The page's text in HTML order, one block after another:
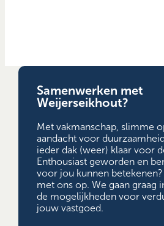
Samenwerken met
Weijerseikhout?
Met vakmanschap, slimme
aandacht voor
ieder dak (weer) klaar voor
Enthousiast geworden en
voor jou kunnen
met ons op. We gaan graag
de mogelijkheden voor
jouw vastgoed.